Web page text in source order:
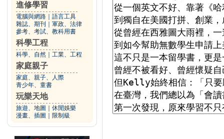
進修學習
電腦與網路
語言工具
雜誌、期刊
軍政、法律
參考、考試、教科用書
科學工程
科學、自然 工業、工程
家庭親子
家庭、親子、人際
青少年、童書
玩樂天地
旅遊、地圖
休閒娛樂
漫畫、插圖
限制級